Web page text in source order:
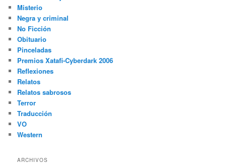
Misterio
Negra y criminal
No Ficción
Obituario
Pinceladas
Premios Xatafi-Cyberdark 2006
Reflexiones
Relatos
Relatos sabrosos
Terror
Traducción
VO
Western
ARCHIVOS